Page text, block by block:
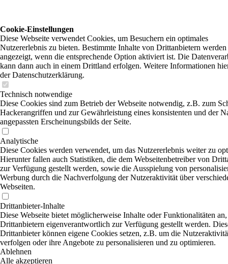
Cookie-Einstellungen
Diese Webseite verwendet Cookies, um Besuchern ein optimales
Nutzererlebnis zu bieten. Bestimmte Inhalte von Drittanbietern
angezeigt, wenn die entsprechende Option aktiviert ist. Die
kann dann auch in einem Drittland erfolgen. Weitere Informationen
der Datenschutzerklärung.
Technisch notwendige
Diese Cookies sind zum Betrieb der Webseite notwendig, z.B. zum
Hackerangriffen und zur Gewährleistung eines konsistenten und der
angepassten Erscheinungsbilds der Seite.
Analytische
Diese Cookies werden verwendet, um das Nutzererlebnis weiter zu
Hierunter fallen auch Statistiken, die dem Webseitenbetreiber von
zur Verfügung gestellt werden, sowie die Ausspielung von
Werbung durch die Nachverfolgung der Nutzeraktivität über
Webseiten.
Drittanbieter-Inhalte
Diese Webseite bietet möglicherweise Inhalte oder Funktionalitäten
Drittanbietern eigenverantwortlich zur Verfügung gestellt werden.
Drittanbieter können eigene Cookies setzen, z.B. um die
verfolgen oder ihre Angebote zu personalisieren und zu optimieren.
Ablehnen
Alle akzeptieren